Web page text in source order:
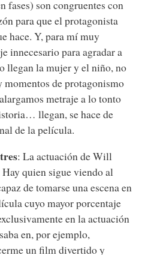
fases) son congruentes con
para que el protagonista
hace. Y, para mí muy
innecesario para agradar a
llegan la mujer y el niño, no
momentos de protagonismo
metraje a lo tonto
llegan, se hace de
de la película.
: La actuación de Will
Hay quien sigue viendo al
de tomarse una escena en
cuyo mayor porcentaje
en la actuación
en, por ejemplo,
un film divertido y